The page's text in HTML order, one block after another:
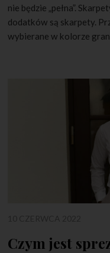
nie będzie „pełna”.
dodatków są skarpety.
wybierane w kolorze
Czym jest